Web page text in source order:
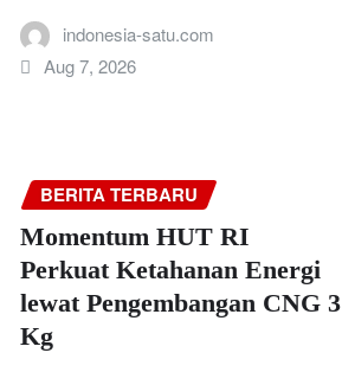
indonesia-satu.com
Aug 7, 2026
BERITA TERBARU
Momentum HUT RI
Perkuat Ketahanan Energi
lewat Pengembangan CNG 3
Kg